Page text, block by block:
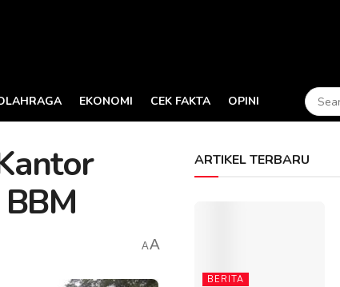
EKONOMI CEK FAKTA OPINI
AA
ARTIKEL TERBARU
BERITA